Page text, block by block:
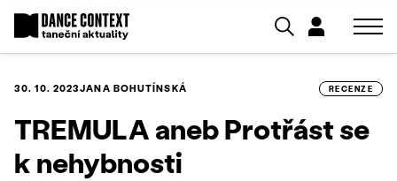
30. 10. 2023JANA BOHUTÍNSKÁ RECENZE
TREMULA aneb Protřást se
k nehybnosti